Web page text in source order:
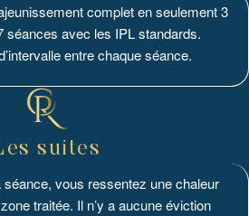
complet en seulement 3
séances avec les IPL standards.
entre chaque séance.
suites
vous ressentez une chaleur
traitée. Il n’y a aucune éviction